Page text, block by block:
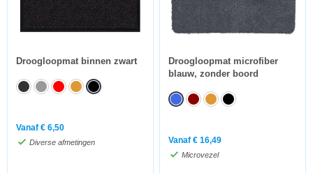
Droogloopmat binnen zwart
Vanaf € 6,50
Diverse afmetingen
Droogloopmat microfiber
blauw, zonder boord
Vanaf € 16,49
Microvezel